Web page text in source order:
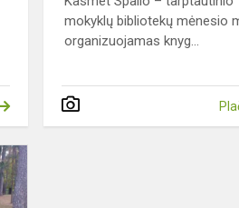
mokyklų bibliotekų mėnesio
organizuojamas knyg...
4b